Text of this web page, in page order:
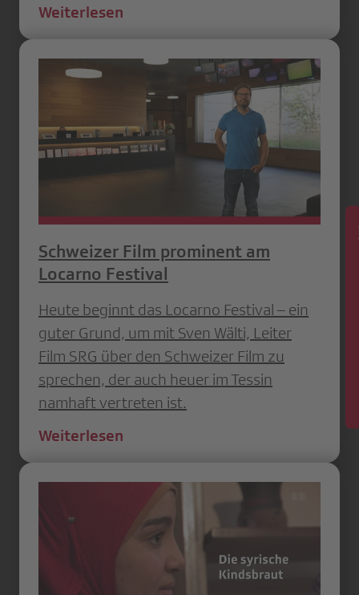
Weiterlesen
Schweizer Film prominent am
Locarno Festival
Heute beginnt das Locarno Festival – ein
guter Grund, um mit Sven Wälti, Leiter
Film SRG über den Schweizer Film zu
sprechen, der auch heuer im Tessin
namhaft vertreten ist.
Weiterlesen